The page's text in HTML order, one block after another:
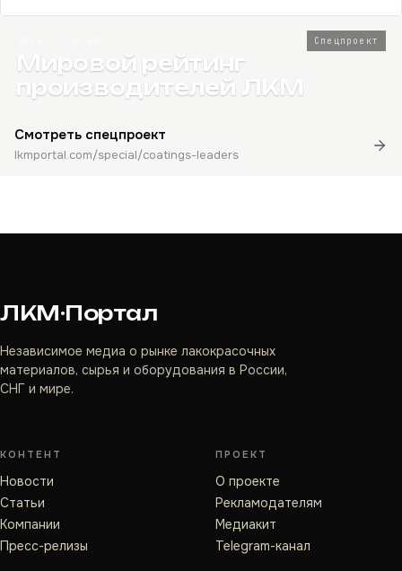
Спецпроект
Мировой рейтинг
производителей ЛКМ
Смотреть спецпроект
lkmportal.com/special/coatings-leaders
ЛКМ·Портал
Независимое медиа о рынке лакокрасочных
материалов, сырья и оборудования в России,
СНГ и мире.
КОНТЕНТ
Новости
Статьи
Компании
Пресс-релизы
ПРОЕКТ
О проекте
Рекламодателям
Медиакит
Telegram-канал